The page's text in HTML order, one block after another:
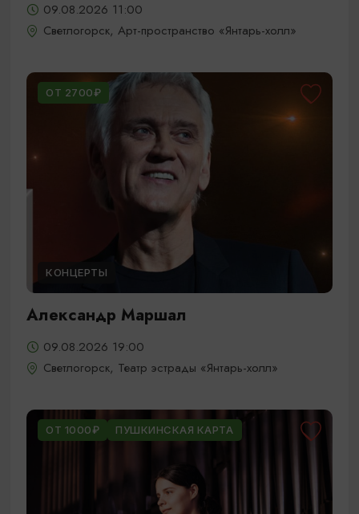
09.08.2026 11:00
Светлогорск, Арт-пространство «Янтарь-холл»
ОТ 2700₽
КОНЦЕРТЫ
Александр Маршал
09.08.2026 19:00
Светлогорск, Театр эстрады «Янтарь-холл»
ОТ 1000₽ ПУШКИНСКАЯ КАРТА